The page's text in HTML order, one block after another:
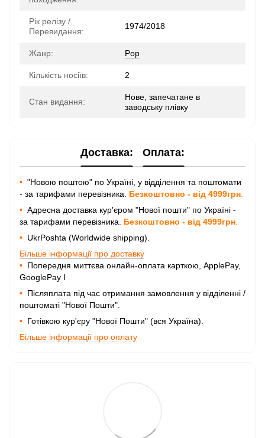
Рік релізу /
Перевидання:
1974/2018
Жанр: Pop
Кількість носіїв: 2
Стан видання:
Нове, запечатане в
заводську плівку
Доставка: Оплата:
• "Новою поштою" по Україні, у відділення та поштомати
- за тарифами перевізника. Безкоштовно - від 4999грн
• Адресна доставка кур'єром "Нової пошти" по Україні -
за тарифами перевізника. Безкоштовно - від 4999грн
• UkrPoshta (Worldwide shipping).
Більше інформації про доставку
• Попередня миттєва онлайн-оплата карткою, ApplePay,
GooglePay I
• Післяплата під час отримання замовлення у відділенні /
поштоматі "Нової Пошти".
• Готівкою кур'єру "Нової Пошти" (вся Україна).
Більше інформації про оплату